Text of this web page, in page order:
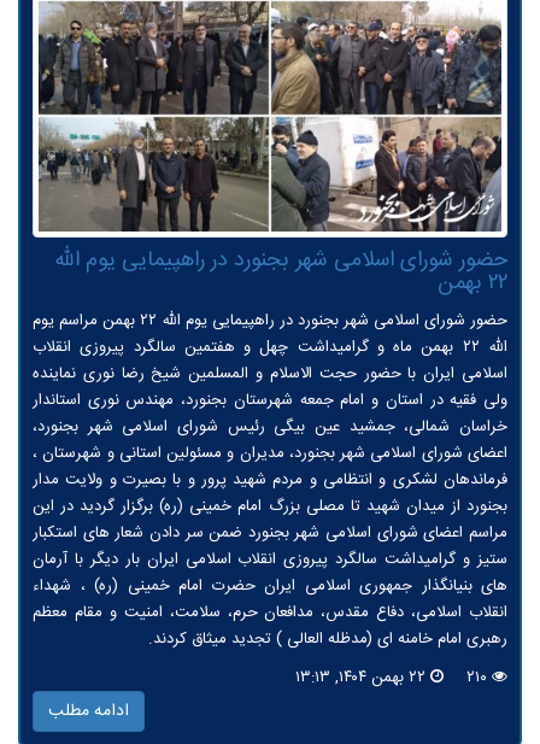
حضور شورای اسلامی شهر بجنورد در راهپیمایی یوم الله
۲۲ بهمن
حضور شورای اسلامی شهر بجنورد در راهپیمایی يوم الله ۲۲ بهمن مراسم يوم
الله ۲۲ بهمن ماه و گرامیداشت چهل و هفتمين سالگرد پیروزی انقلاب
اسلامی ایران با حضور حجت الاسلام و المسلمین شیخ رضا نوری نماینده
ولی فقیه در استان و امام جمعه شهرستان بجنورد، مهندس نوری استاندار
خراسان شمالی، جمشید عین بیگی رئیس شورای اسلامی شهر بجنورد،
اعضای شورای اسلامی شهر بجنورد، مدیران و مسئولین استانی و شهرستان ،
فرماندهان لشکری و انتظامی و مردم شهید پرور و با بصیرت و ولایت مدار
بجنورد از میدان شهید تا مصلی بزرگ امام خمینی (ره) برگزار گردید در این
مراسم اعضای شورای اسلامی شهر بجنورد ضمن سر دادن شعار های استکبار
ستیز و گرامیداشت سالگرد پیروزی انقلاب اسلامی ایران بار دیگر با آرمان
های بنیانگذار جمهوری اسلامی ایران حضرت امام خمینی (ره) ، شهداء
انقلاب اسلامی، دفاع مقدس، مدافعان حرم، سلامت، امنیت و مقام معظم
رهبری امام خامنه ای (مدظله العالی ) تجدید میثاق کردند.
ادامه مطلب